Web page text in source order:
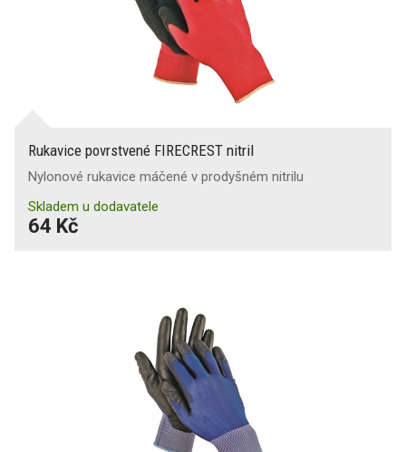
Rukavice povrstvené FIRECREST nitril
Nylonové rukavice máčené v prodyšném nitrilu
Skladem u dodavatele
64 Kč